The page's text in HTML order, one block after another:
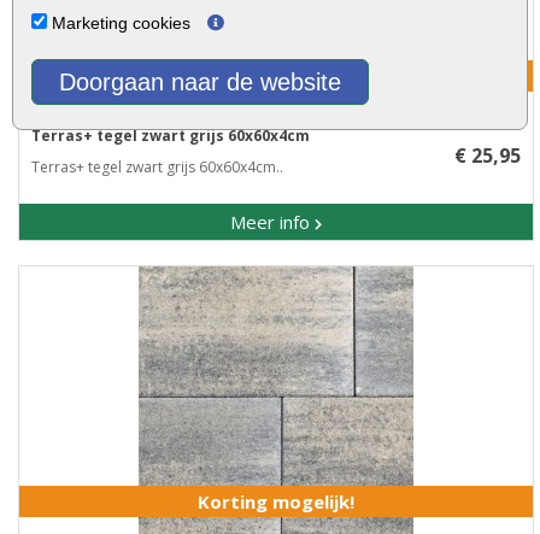
Marketing cookies
Doorgaan naar de website
Korting mogelijk!
Terras+ tegel zwart grijs 60x60x4cm
Terras+ tegel zwart grijs 60x60x4cm..
Meer info
€ 25,95
Korting mogelijk!